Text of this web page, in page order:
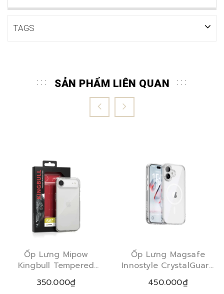
TAGS
SẢN PHẨM LIÊN QUAN
Ốp Lưng Mipow
Kingbull Tempered
Glass Transprent
iPhone 17 Series 2025
350.000₫
Ốp Lưng Magsafe
Innostyle CrystalGuard
Clear iPhone 17 Series
2025
450.000₫